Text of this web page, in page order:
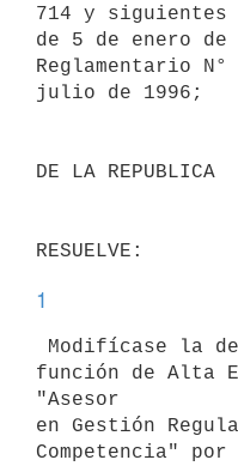
714 y siguientes
de 5 de enero de
Reglamentario
julio de 1996;
DE LA REPUBLICA
1
función de Alta
"Asesor
en Gestión
Competencia"